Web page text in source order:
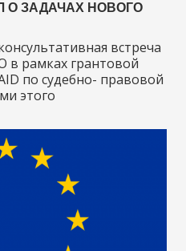
О ЗАДАЧАХ НОВОГО
встреча
в рамках грантовой
по судебно- правовой
этого